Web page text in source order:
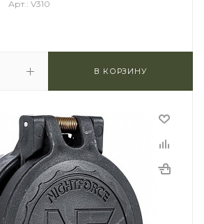
Арт.: V310
В КОРЗИНУ